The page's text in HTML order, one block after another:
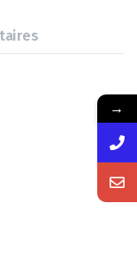
→